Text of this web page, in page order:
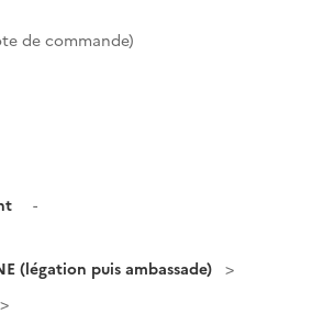
de commande)
-
(légation puis ambassade)